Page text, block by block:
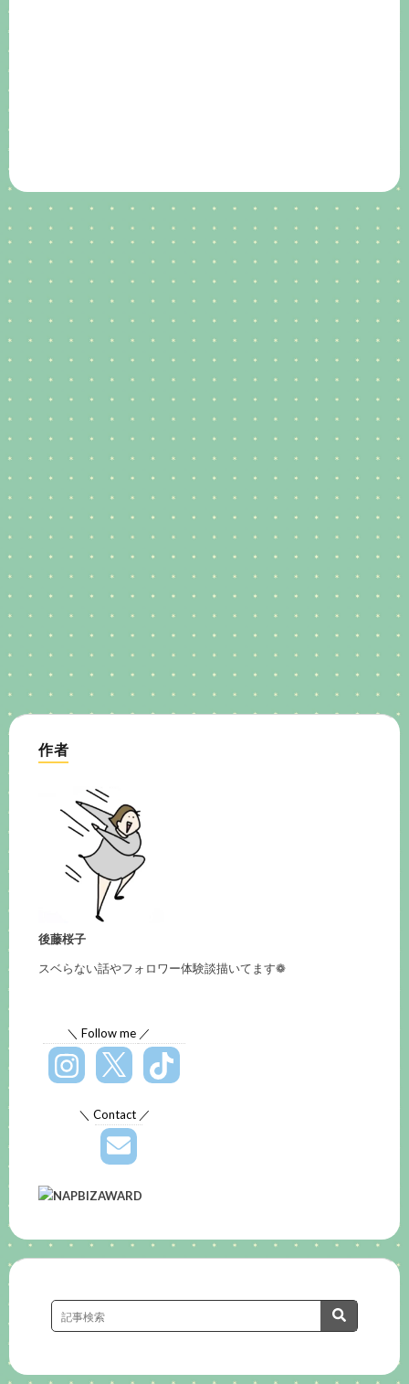
作者
後藤桜子
スベらない話やフォロワー体験談描いてます❁
＼ Follow me ／
＼ Contact ／